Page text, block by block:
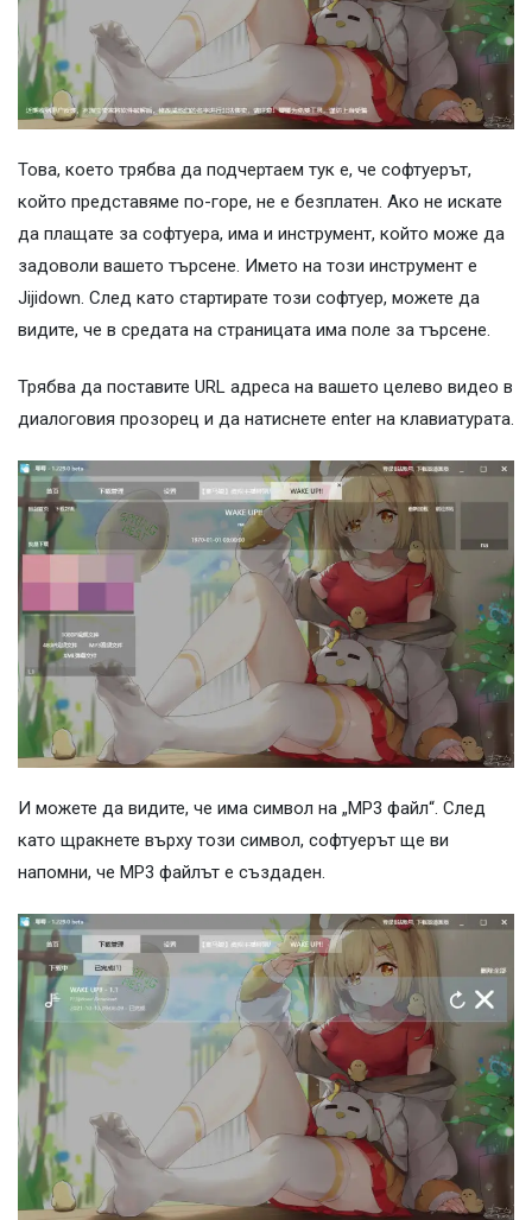
Това, което трябва да подчертаем тук е, че софтуерът,
който представяме по-горе, не е безплатен. Ако не искате
да плащате за софтуера, има и инструмент, който може да
задоволи вашето търсене. Името на този инструмент е
Jijidown. След като стартирате този софтуер, можете да
видите, че в средата на страницата има поле за търсене.
Трябва да поставите URL адреса на вашето целево видео в
диалоговия прозорец и да натиснете enter на клавиатурата.
И можете да видите, че има символ на „MP3 файл“. След
като щракнете върху този символ, софтуерът ще ви
напомни, че MP3 файлът е създаден.